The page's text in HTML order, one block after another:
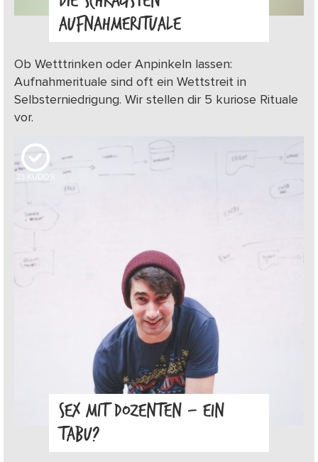
AUFNAHMERITUALE
Ob Wetttrinken oder Anpinkeln lassen:
Aufnahmerituale sind oft ein Wettstreit in
Selbsterniedrigung. Wir stellen dir 5 kuriose Rituale
vor.
23 KUDOS
SEX MIT DOZENTEN – EIN
TABU?